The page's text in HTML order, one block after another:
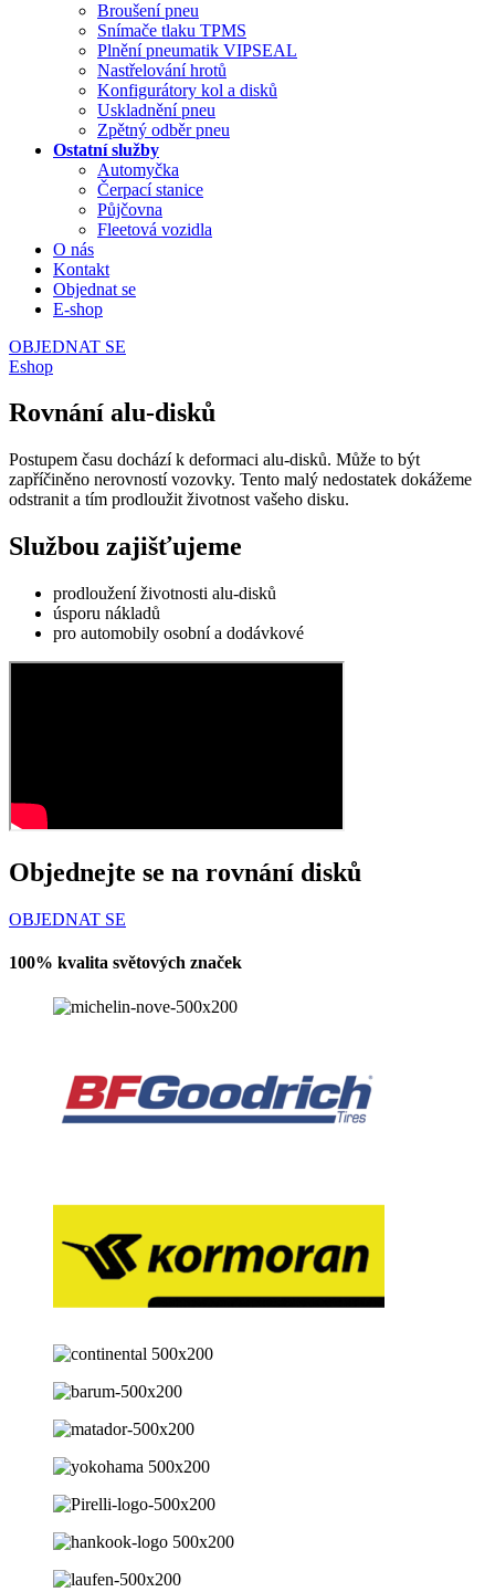
Broušení pneu
Snímače tlaku TPMS
Plnění pneumatik VIPSEAL
Nastřelování hrotů
Konfigurátory kol a disků
Uskladnění pneu
Zpětný odběr pneu
Ostatní služby
Automyčka
Čerpací stanice
Půjčovna
Fleetová vozidla
O nás
Kontakt
Objednat se
E-shop
OBJEDNAT SE
Eshop
Rovnání alu-disků
Postupem času dochází k deformaci alu-disků. Může to být
zapříčiněno nerovností vozovky. Tento malý nedostatek dokážeme
odstranit a tím prodloužit životnost vašeho disku.
Službou zajišťujeme
prodloužení životnosti alu-disků
úsporu nákladů
pro automobily osobní a dodávkové
Objednejte se na rovnání disků
OBJEDNAT SE
100% kvalita světových značek